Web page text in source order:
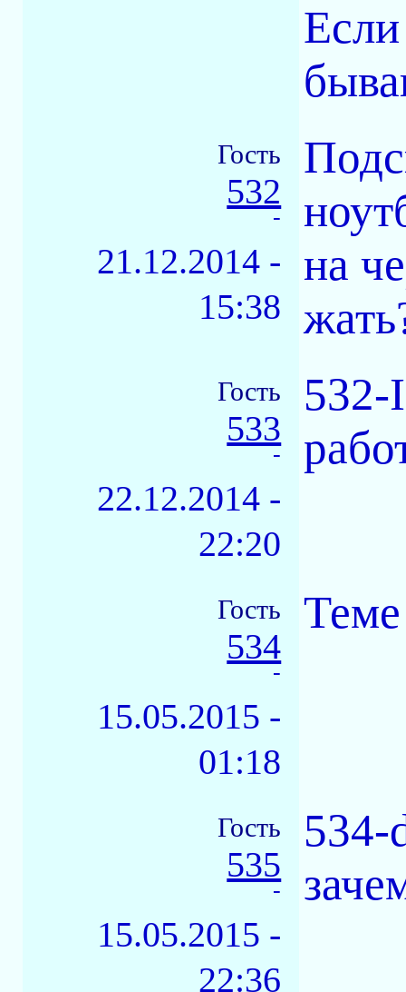
Гость
532
-
21.12.2014 -
15:38
на
Гость
533
-
22.12.2014 -
22:20
532-
Гость
534
-
15.05.2015 -
01:18
Гость
535
-
15.05.2015 -
22:36